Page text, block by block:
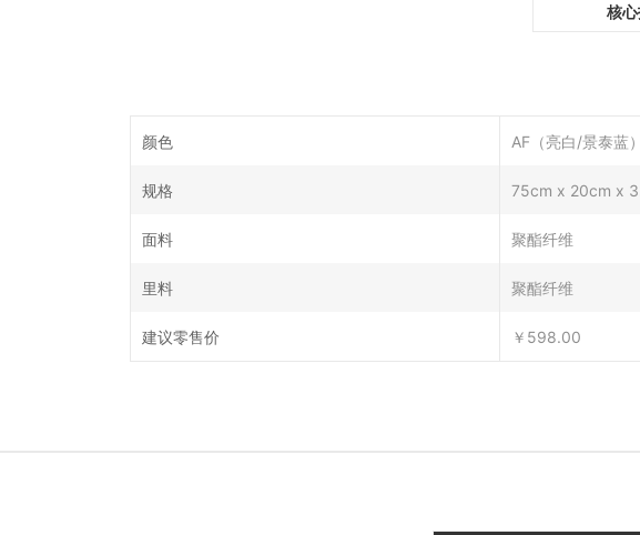
核
颜色 AF（亮白/景泰蓝）
规格 75cm x 20cm x
面料 聚酯纤维
里料 聚酯纤维
建议零售价 ￥598.00